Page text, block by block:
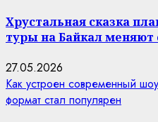
Хрустальная сказка
туры на Байкал меняют
27.05.2026
Как устроен современный
формат стал популярен